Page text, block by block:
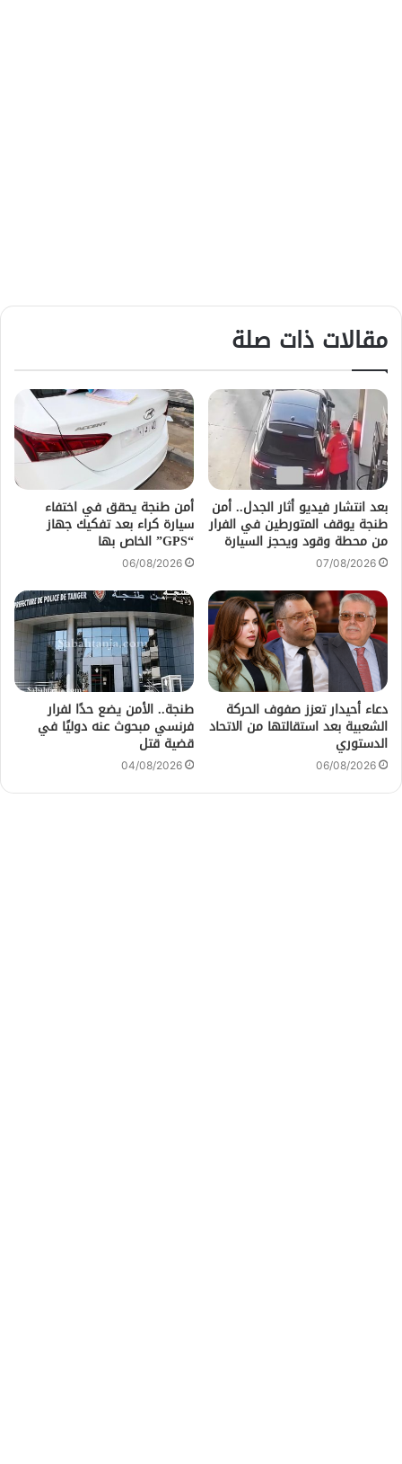
مقالات ذات صلة
بعد انتشار فيديو أثار الجدل.. أمن
طنجة يوقف المتورطين في الفرار
من محطة وقود ويحجز السيارة
07/08/2026
أمن طنجة يحقق في اختفاء
سيارة كراء بعد تفكيك جهاز
“GPS” الخاص بها
06/08/2026
دعاء أحيدار تعزز صفوف الحركة
الشعبية بعد استقالتها من الاتحاد
الدستوري
06/08/2026
طنجة.. الأمن يضع حدًا لفرار
فرنسي مبحوث عنه دوليًا في
قضية قتل
04/08/2026